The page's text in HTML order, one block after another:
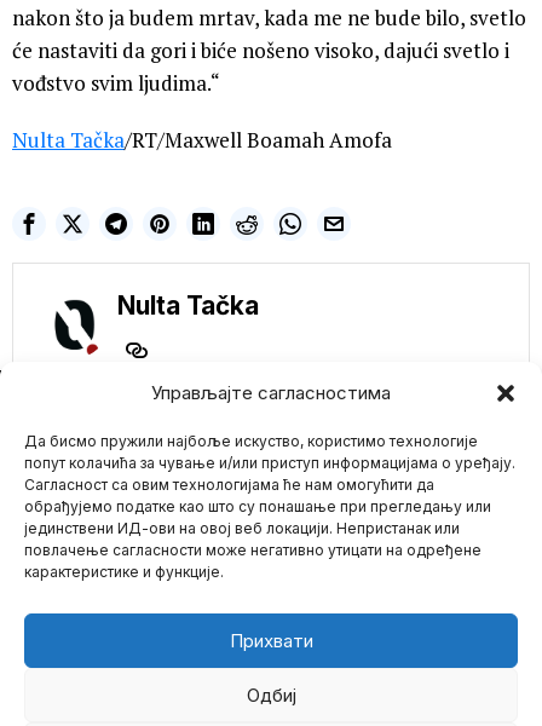
Управљајте сагласностима
Да бисмо пружили најбоље искуство, користимо технологије
попут колачића за чување и/или приступ информацијама о уређају.
Сагласност са овим технологијама ће нам омогућити да
обрађујемо податке као што су понашање при прегледању или
јединствени ИД-ови на овој веб локацији. Непристанак или
повлачење сагласности може негативно утицати на одређене
карактеристике и функције.
Прихвати
Одбиј
nakon što ja budem mrtav, kada me ne bude bilo, svetlo
će nastaviti da gori i biće nošeno visoko, dajući svetlo i
vođstvo svim ljudima.“
Nulta Tačka/RT/Maxwell Boamah Amofa
Nulta Tačka
Mario zna Youtube
NA NAJRIGOROZNIJE
MERE zbog
streptokoke u Velikoj
Britaniji: Opasnost je
svuda oko nas
Mentor dr Predraga Kona
i najglasniji korona
histeričar penzionisani
Ogromni problemi za
malog Makrona!
NIGER obustavio
izvoz zlata i
uranijuma za